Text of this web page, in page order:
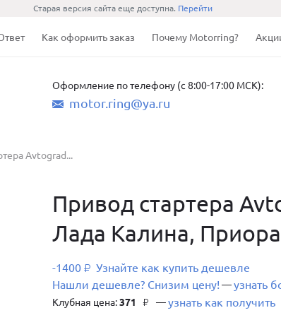
Старая версия сайта еще доступна. Перейти
Как оформить заказ Почему Motorring?
Оформление по телефону (с 8:00-17:00 МСК):
motor.ring@ya.ru
Avtograd...
Привод стартера
Лада Калина, Приора
-1400 ₽ Узнайте как купить дешевле
Нашли дешевле? Снизим цену! —узнать
Клубная цена:371 ₽ —узнать как получить